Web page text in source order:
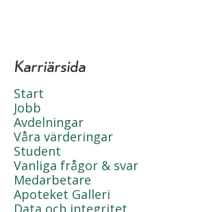
Karriärsida
Start
Jobb
Avdelningar
Våra värderingar
Student
Vanliga frågor & svar
Medarbetare
Apoteket Galleri
Data och integritet